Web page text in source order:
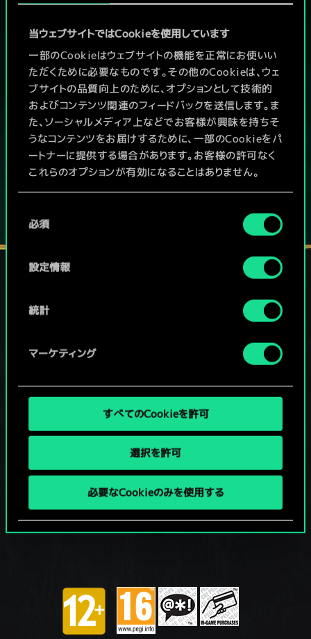
当ウェブサイトではCookieを使用しています
一部のCookieはウェブサイトの機能を正常にお使いい
ただくために必要なものです。その他のCookieは、ウェ
ブサイトの品質向上のために、オプションとして技術的
およびコンテンツ関連のフィードバックを送信します。ま
た、ソーシャルメディア上などでお客様が興味を持ちそ
うなコンテンツをお届けするために、一部のCookieをパ
ートナーに提供する場合があります。お客様の許可なく
これらのオプションが有効になることはありません。
詳細は、下記の「設定」メニューでご確認ください。
必須
設定情報
統計
マーケティング
すべてのCookieを許可
選択を許可
必要なCookieのみを使用する
か？
PCで無料プレイ！
本作はアイテム課金型の基本無料ゲームです
その他対応機種：
ソーシャルメディア